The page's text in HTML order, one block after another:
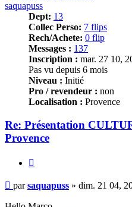
saquapuss
Dept: 13
Collec Perso: 7 flips
Rech/Achete: 0 flip
Messages : 137
Inscription : mar. 27 10,
Pas vu depuis 6 mois
Niveau : Initié
Pro / revendeur : non
Localisation : Provence
Re: Présentation
Provence
Message
parsaquapuss » dim. 21 04,